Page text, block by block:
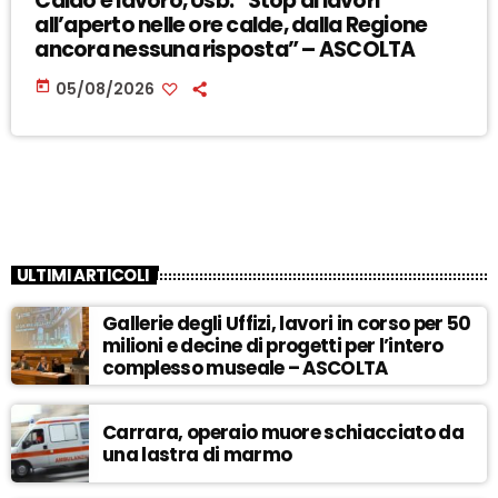
all’aperto nelle ore calde, dalla Regione
ancora nessuna risposta” – ASCOLTA
today 05/08/2026
ULTIMI ARTICOLI
Gallerie degli Uffizi, lavori in corso per 50
milioni e decine di progetti per l’intero
complesso museale – ASCOLTA
Carrara, operaio muore schiacciato da
una lastra di marmo